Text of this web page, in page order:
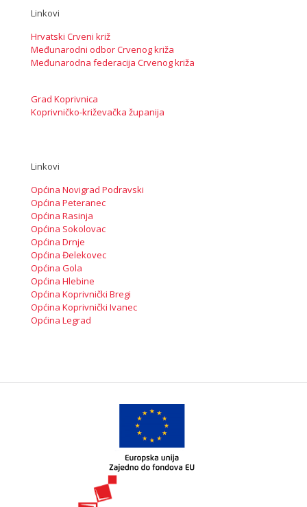
Linkovi
Hrvatski Crveni križ
Međunarodni odbor Crvenog križa
Međunarodna federacija Crvenog križa
Grad Koprivnica
Koprivničko-križevačka županija
Linkovi
Općina Novigrad Podravski
Općina Peteranec
Općina Rasinja
Općina Sokolovac
Općina Drnje
Općina Đelekovec
Općina Gola
Općina Hlebine
Općina Koprivnički Bregi
Općina Koprivnički Ivanec
Općina Legrad